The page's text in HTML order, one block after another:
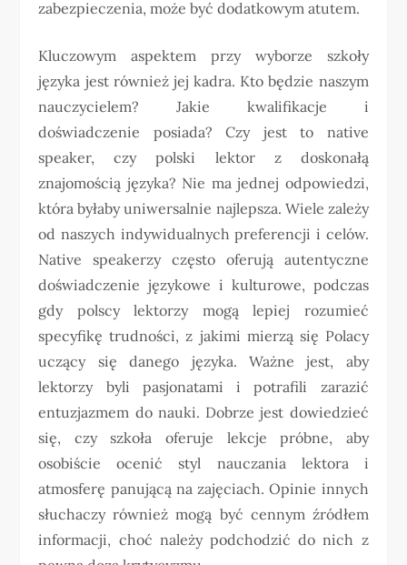
zabezpieczenia, może być dodatkowym atutem.
Kluczowym aspektem przy wyborze szkoły
języka jest również jej kadra. Kto będzie naszym
nauczycielem? Jakie kwalifikacje i
doświadczenie posiada? Czy jest to native
speaker, czy polski lektor z doskonałą
znajomością języka? Nie ma jednej odpowiedzi,
która byłaby uniwersalnie najlepsza. Wiele zależy
od naszych indywidualnych preferencji i celów.
Native speakerzy często oferują autentyczne
doświadczenie językowe i kulturowe, podczas
gdy polscy lektorzy mogą lepiej rozumieć
specyfikę trudności, z jakimi mierzą się Polacy
uczący się danego języka. Ważne jest, aby
lektorzy byli pasjonatami i potrafili zarazić
entuzjazmem do nauki. Dobrze jest dowiedzieć
się, czy szkoła oferuje lekcje próbne, aby
osobiście ocenić styl nauczania lektora i
atmosferę panującą na zajęciach. Opinie innych
słuchaczy również mogą być cennym źródłem
informacji, choć należy podchodzić do nich z